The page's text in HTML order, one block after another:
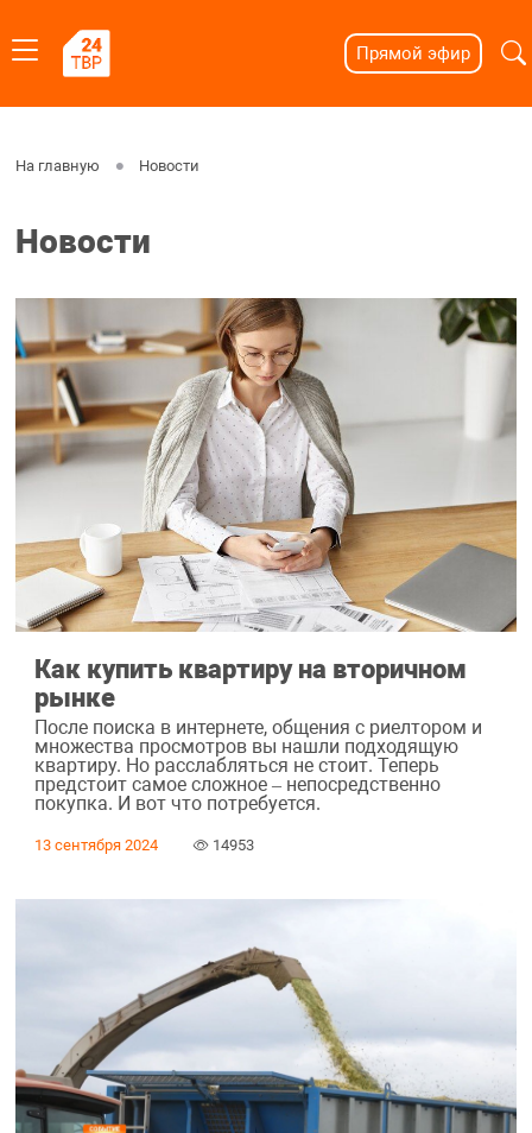
Прямой эфир
На главную Новости
Новости
Как купить квартиру на вторичном
рынке
После поиска в интернете, общения с риелтором и
множества просмотров вы нашли подходящую
квартиру. Но расслабляться не стоит. Теперь
предстоит самое сложное – непосредственно
покупка. И вот что потребуется.
13 сентября 2024 14953